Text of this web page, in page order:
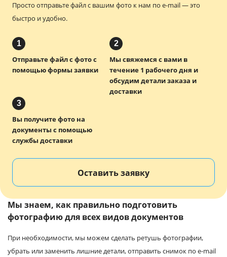
Просто отправьте файл с вашим фото к нам по e-mail — это
быстро и удобно.
1
Отправьте файл с фото с
помощью формы заявки
2
Мы свяжемся с вами в
течение 1 рабочего дня и
обсудим детали заказа и
доставки
3
Вы получите фото на
документы с помощью
службы доставки
Оставить заявку
Мы знаем, как правильно подготовить
фотографию для всех видов документов
При необходимости, мы можем сделать ретушь фотографии,
убрать или заменить лишние детали, отправить снимок по e-mail